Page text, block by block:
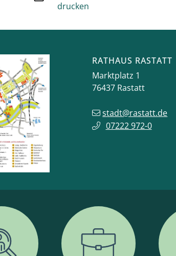
drucken
RATHAUS RASTATT
Marktplatz 1
76437 Rastatt
stadt@rastatt.de
07222 972-0